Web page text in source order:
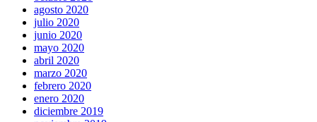
agosto 2020
julio 2020
junio 2020
mayo 2020
abril 2020
marzo 2020
febrero 2020
enero 2020
diciembre 2019